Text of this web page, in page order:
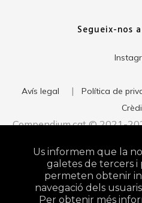
Segueix-nos
Avís legal | Política de
Compendium.cat © 2021-
Us informem que la
galetes de tercers
permeten obtenir
navegació dels
Per obtenir més